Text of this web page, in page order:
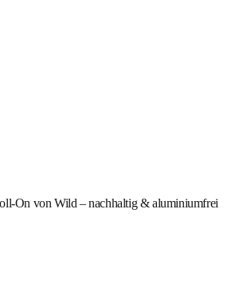
On von Wild – nachhaltig & aluminiumfrei